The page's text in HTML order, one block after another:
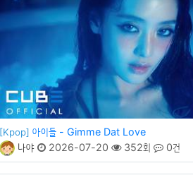
[Kpop] 아이들 - Gimme Dat Love
나야
2026-07-20 352회 0건